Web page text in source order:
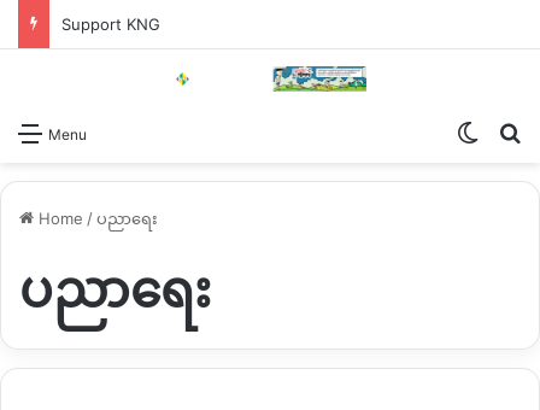
Support KNG
Menu
Home /ပညာရေး
ပညာရေး